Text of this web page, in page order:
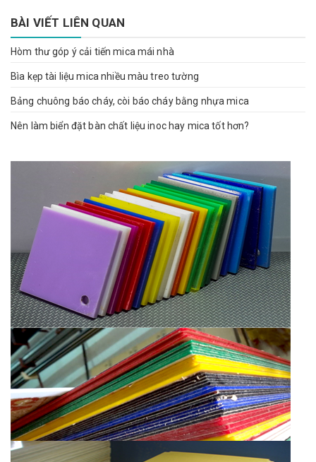
BÀI VIẾT LIÊN QUAN
Hòm thư góp ý cải tiến mica mái nhà
Bìa kẹp tài liệu mica nhiều màu treo tường
Bảng chuông báo cháy, còi báo cháy bằng nhựa mica
Nên làm biển đặt bàn chất liệu inoc hay mica tốt hơn?